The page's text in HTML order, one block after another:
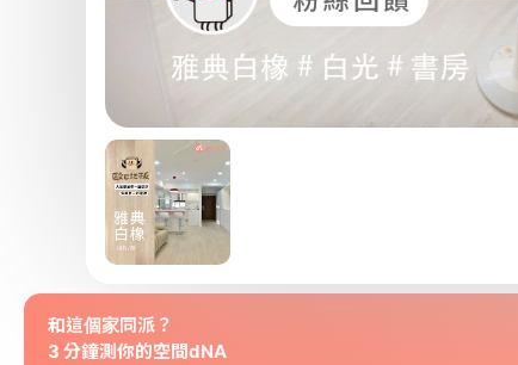
和這個家同派？
3 分鐘測你的空間dNA